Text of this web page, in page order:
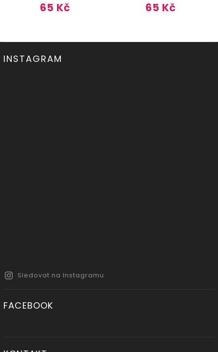
65 Kč 65 Kč
INSTAGRAM
Sledovat na Instagramu
FACEBOOK